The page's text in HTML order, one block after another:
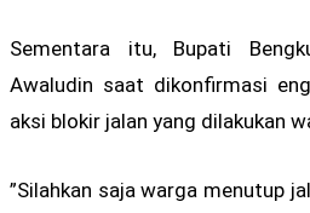
Sementara itu, Bupati
Awaludin saat dikonfirmasi
aksi blokir jalan yang dilakukan
”Silahkan saja warga menutup